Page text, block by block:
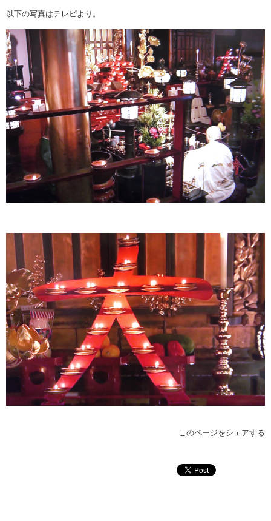
以下の写真はテレビより。
このページをシェアする